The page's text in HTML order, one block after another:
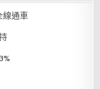
線通車